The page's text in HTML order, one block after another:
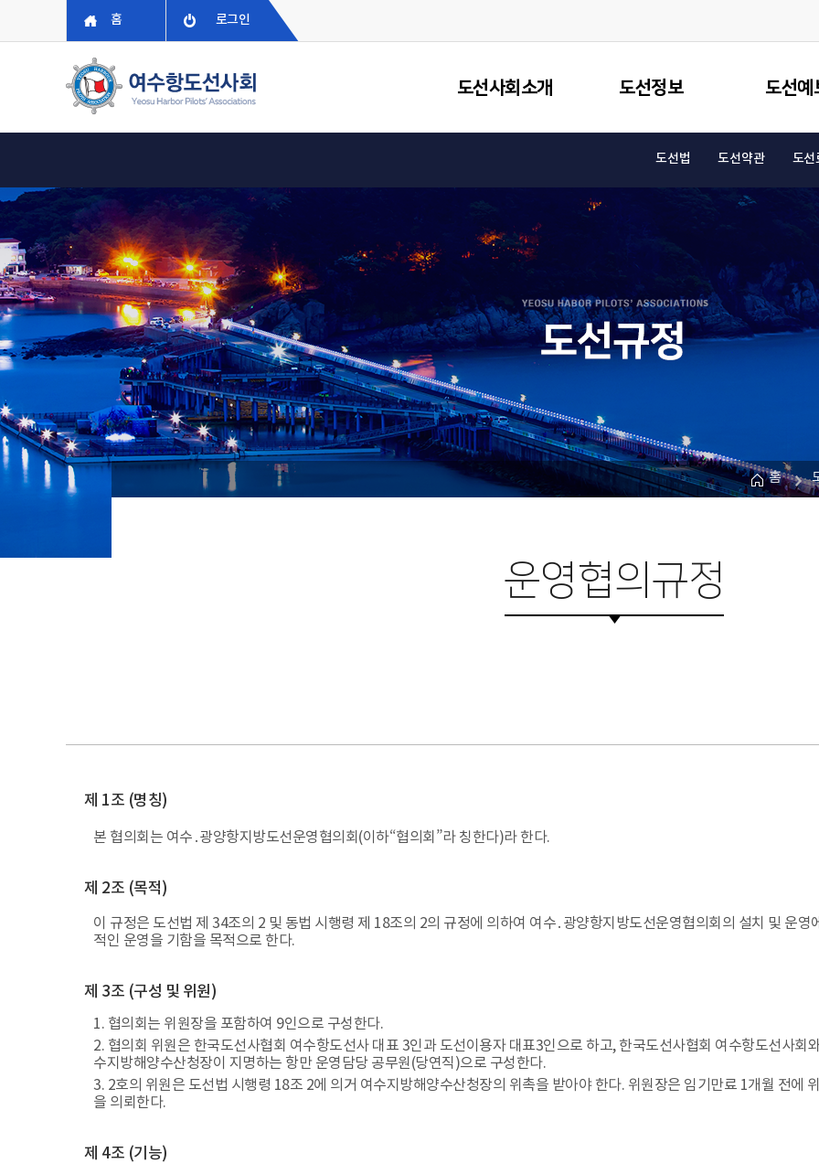
홈 로그인
도선사회소개 도선정보 도선예
도선법 도선약관 도선
홈
운영협의규정
제 1조 (명칭)
본 협의회는 여수․광양항지방도선운영협의회(이하“협의회”라 칭한다)라 한다.
제 2조 (목적)
이 규정은 도선법 제 34조의 2 및 동법 시행령 제 18조의 2의 규정에 의하여 여수․광양항지방도선운영협의회의 설치 및 운
적인 운영을 기함을 목적으로 한다.
제 3조 (구성 및 위원)
1. 협의회는 위원장을 포함하여 9인으로 구성한다.
2. 협의회 위원은 한국도선사협회 여수항도선사 대표 3인과 도선이용자 대표3인으로 하고, 한국도선사협회 여수항도선사회
수지방해양수산청장이 지명하는 항만 운영담당 공무원(당연직)으로 구성한다.
3. 2호의 위원은 도선법 시행령 18조 2에 의거 여수지방해양수산청장의 위촉을 받아야 한다. 위원장은 임기만료 1개월 전에
을 의뢰한다.
제 4조 (기능)